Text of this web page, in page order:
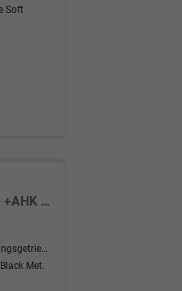
Soft
1.5 eTSI 150PS/110kW DSG7 2026 | +AHK +5-Jahre Erw. Garantie +NAVI +UPGRADE-Paket
Doppelkupplungsgetriebe (DSG)
Met.